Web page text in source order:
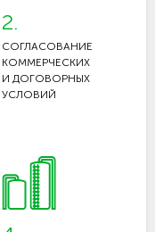
2.
СОГЛАСОВАНИЕ
КОММЕРЧЕСКИХ
И ДОГОВОРНЫХ
УСЛОВИЙ